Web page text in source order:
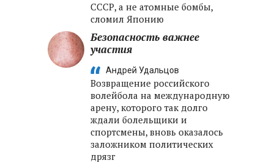
СССР, а не атомные бомбы,
сломил Японию
Безопасность важнее
участия
Андрей Удальцов
Возвращение российского
волейбола на международную
арену, которого так долго
ждали болельщики и
спортсмены, вновь оказалось
заложником политических
дрязг